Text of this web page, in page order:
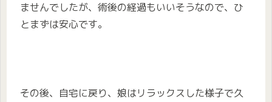
ませんでしたが、術後の経過もいいそうなので、ひ
とまずは安心です。
その後、自宅に戻り、娘はリラックスした様子で久